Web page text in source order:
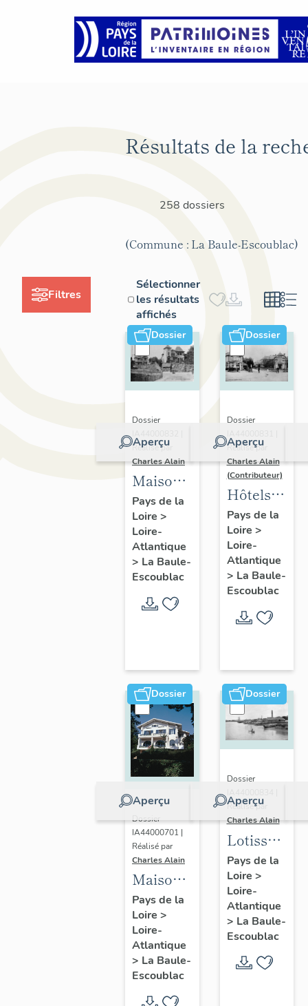
Filtres
Résultats de la
258 dossiers
(Commune : La Baule-Escoublac)
Sélectionner
les résultats
affichés
Dossier
Aperçu
Dossier
Réalisé par
Charles Alain
Maisons
dites
villas
balnéaires
et
immeubles
logements
de La
Baule-
Escoublac
Pays de la
Loire >
Loire-
Atlantique
> La Baule-
Escoublac
Dossier
Aperçu
Dossier
Réalisé par
Charles Alain
(Contributeur)
Hôtels
de
voyageurs
de la
commune
de La
Baule-
Escoublac
Pays de la
Loire >
Loire-
Atlantique
> La Baule-
Escoublac
Dossier
Aperçu
Dossier
IA44000701 |
Réalisé par
Charles Alain
Maison
dite villa
balnéaire
Ohentzea,
7 avenue
Professeur-
Thiroloix
Pays de la
Loire >
Loire-
Atlantique
> La Baule-
Escoublac
Dossier
Aperçu
Dossier
Réalisé par
Charles Alain
concerté
Benoit
Pays de la
Loire >
Loire-
Atlantique
> La Baule-
Escoublac